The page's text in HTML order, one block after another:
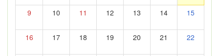
9 10 11 12 13 14 15
16 17 18 19 20 21 22